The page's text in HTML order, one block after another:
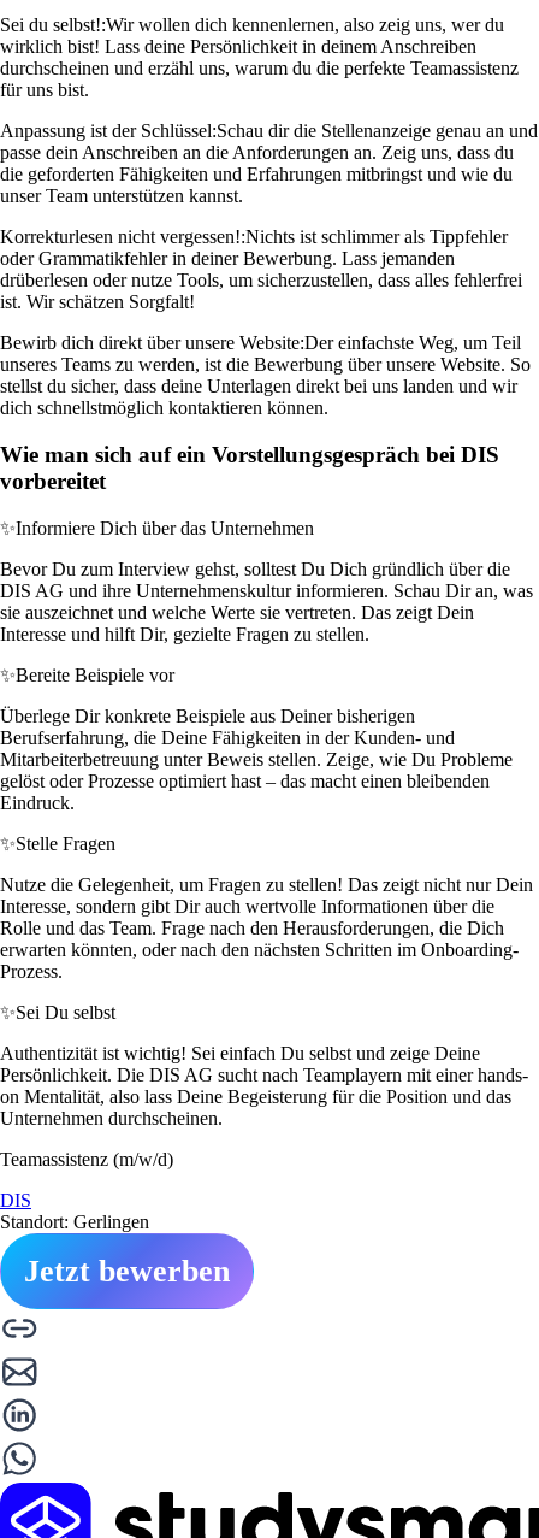
Sei du selbst!:Wir wollen dich kennenlernen, also zeig uns, wer du
wirklich bist! Lass deine Persönlichkeit in deinem Anschreiben
durchscheinen und erzähl uns, warum du die perfekte Teamassistenz
für uns bist.
Anpassung ist der Schlüssel:Schau dir die Stellenanzeige genau an und
passe dein Anschreiben an die Anforderungen an. Zeig uns, dass du
die geforderten Fähigkeiten und Erfahrungen mitbringst und wie du
unser Team unterstützen kannst.
Korrekturlesen nicht vergessen!:Nichts ist schlimmer als Tippfehler
oder Grammatikfehler in deiner Bewerbung. Lass jemanden
drüberlesen oder nutze Tools, um sicherzustellen, dass alles fehlerfrei
ist. Wir schätzen Sorgfalt!
Bewirb dich direkt über unsere Website:Der einfachste Weg, um Teil
unseres Teams zu werden, ist die Bewerbung über unsere Website. So
stellst du sicher, dass deine Unterlagen direkt bei uns landen und wir
dich schnellstmöglich kontaktieren können.
Wie man sich auf ein Vorstellungsgespräch bei DIS
vorbereitet
✨Informiere Dich über das Unternehmen
Bevor Du zum Interview gehst, solltest Du Dich gründlich über die
DIS AG und ihre Unternehmenskultur informieren. Schau Dir an, was
sie auszeichnet und welche Werte sie vertreten. Das zeigt Dein
Interesse und hilft Dir, gezielte Fragen zu stellen.
✨Bereite Beispiele vor
Überlege Dir konkrete Beispiele aus Deiner bisherigen
Berufserfahrung, die Deine Fähigkeiten in der Kunden- und
Mitarbeiterbetreuung unter Beweis stellen. Zeige, wie Du Probleme
gelöst oder Prozesse optimiert hast – das macht einen bleibenden
Eindruck.
✨Stelle Fragen
Nutze die Gelegenheit, um Fragen zu stellen! Das zeigt nicht nur Dein
Interesse, sondern gibt Dir auch wertvolle Informationen über die
Rolle und das Team. Frage nach den Herausforderungen, die Dich
erwarten könnten, oder nach den nächsten Schritten im Onboarding-
Prozess.
✨Sei Du selbst
Authentizität ist wichtig! Sei einfach Du selbst und zeige Deine
Persönlichkeit. Die DIS AG sucht nach Teamplayern mit einer hands-
on Mentalität, also lass Deine Begeisterung für die Position und das
Unternehmen durchscheinen.
Teamassistenz (m/w/d)
DIS
Standort: Gerlingen
Jetzt bewerben